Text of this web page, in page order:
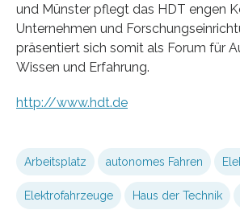
und Münster pflegt das HDT engen
Unternehmen und
präsentiert sich somit als Forum für
Wissen und Erfahrung.
http://www.hdt.de
Arbeitsplatz autonomes Fahren
Elektrofahrzeuge Haus der Technik